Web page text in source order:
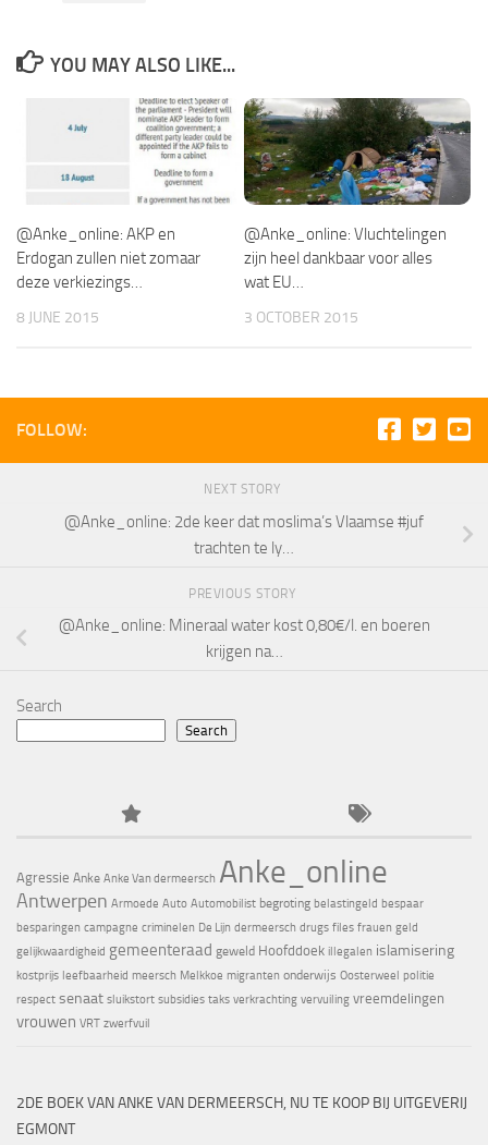
YOU MAY ALSO LIKE...
@Anke_online: AKP en
Erdogan zullen niet zomaar
deze verkiezings…
8 JUNE 2015
@Anke_online: Vluchtelingen
zijn heel dankbaar voor alles
wat EU…
3 OCTOBER 2015
FOLLOW:
NEXT STORY
@Anke_online: 2de keer dat moslima’s Vlaamse #juf
trachten te ly…
PREVIOUS STORY
@Anke_online: Mineraal water kost 0,80€/l. en boeren
krijgen na…
Search
Search
Agressie Anke Anke Van dermeersch Anke_online
Antwerpen Armoede Auto Automobilist begroting belastingeld bespaar
besparingen campagne criminelen De Lijn dermeersch drugs files frauen geld
gelijkwaardigheid gemeenteraad geweld Hoofddoek illegalen islamisering
kostprijs leefbaarheid meersch Melkkoe migranten onderwijs Oosterweel politie
respect senaat sluikstort subsidies taks verkrachting vervuiling vreemdelingen
vrouwen VRT zwerfvuil
2DE BOEK VAN ANKE VAN DERMEERSCH, NU TE KOOP BIJ UITGEVERIJ
EGMONT